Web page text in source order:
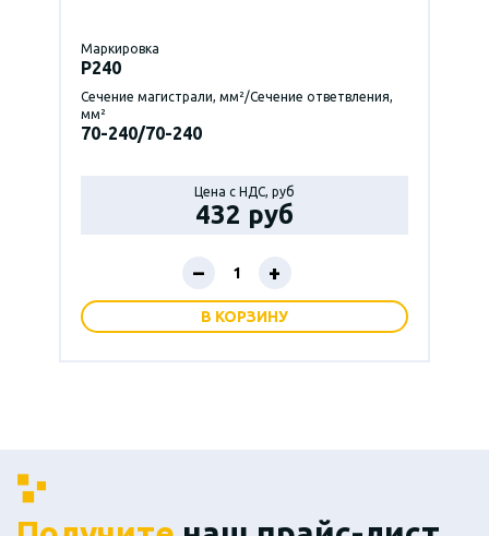
Маркировка
P240
Сечение магистрали, мм²/Сечение ответвления,
мм²
70-240/70-240
Цена с НДС, руб
432 руб
– +
В КОРЗИНУ